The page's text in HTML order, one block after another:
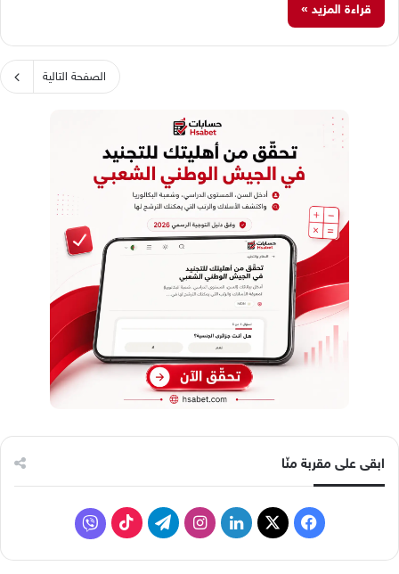
قراءة المزيد »
الصفحة التالية
ابقى على مقربة منّا
ف
ت
ف
ا